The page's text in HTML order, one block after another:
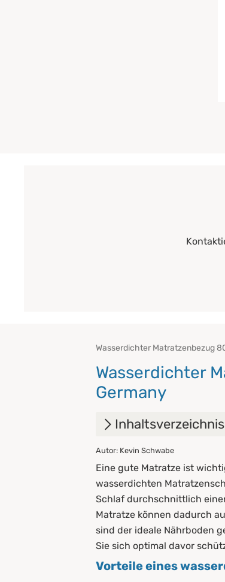
Wasserdichter Matratzenbezug
Wasserdichter
Germany
Inhaltsverzeichnis
1. Vorteile eines
2. Worauf sollten Sie
3. Pflegehinweise
Autor: Kevin Schwabe
Eine gute Matratze ist
wasserdichten
Schlaf durchschnittlich
Matratze können dadurch
sind der ideale Nährboden
Sie sich optimal davor
Vorteile eines